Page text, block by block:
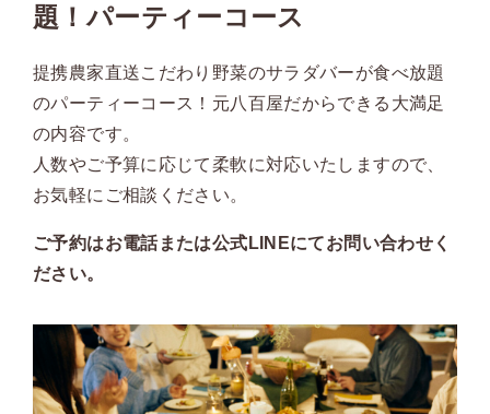
題！パーティーコース
提携農家直送こだわり野菜のサラダバーが食べ放題
のパーティーコース！元八百屋だからできる大満足
の内容です。
人数やご予算に応じて柔軟に対応いたしますので、
お気軽にご相談ください。
ご予約はお電話または公式LINEにてお問い合わせく
ださい。